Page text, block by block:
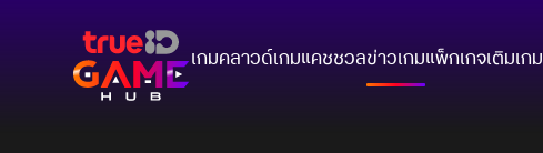
เกมคลาวด์เกมแคชชวลข่าวเกมแพ็กเกจเติมเกม